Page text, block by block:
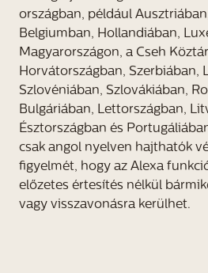
országban, például
Belgiumban, Hollandiában,
Magyarországon, a Cseh
Horvátországban, Szerbiában,
Szlovéniában, Szlovákiában,
Bulgáriában, Lettországban,
Észtországban és
csak angol nyelven hajthatók
figyelmét, hogy az Alexa
előzetes értesítés nélkül
vagy visszavonásra kerülhet.